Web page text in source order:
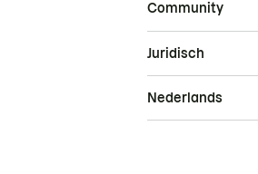
Community
Juridisch
Nederlands